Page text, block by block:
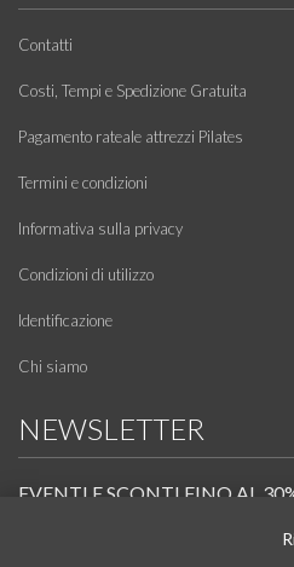
Contatti
Costi, Tempi e Spedizione Gratuita
Pagamento rateale attrezzi Pilates
Termini e condizioni
Informativa sulla privacy
Condizioni di utilizzo
Identificazione
Chi siamo
NEWSLETTER
EVENTI E SCONTI FINO AL
Scopri in anteprima i nuovi prodotti, le